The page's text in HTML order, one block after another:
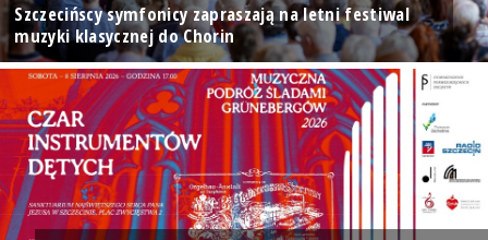
Szczecińscy symfonicy zapraszają na letni festiwal
muzyki klasycznej do Chorin